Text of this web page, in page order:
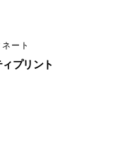
ート
プリント